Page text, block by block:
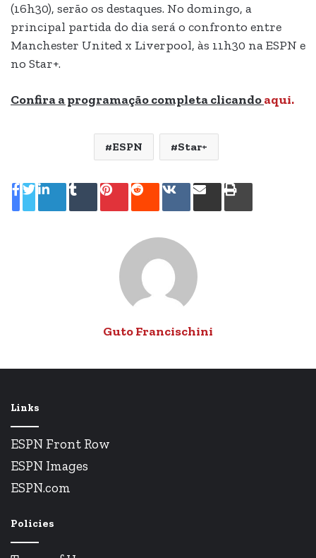
(16h30), serão os destaques. No domingo, a
principal partida do dia será o confronto entre
Manchester United x Liverpool, às 11h30 na ESPN e
no Star+.
Confira a programação completa clicandoaqui.
ESPN Star+
Linkedin
TumblrPinterestRedditVK
Compartilhar
Imprimir
Guto Francischini
Links
ESPN Front Row
ESPN Images
ESPN.com
Policies